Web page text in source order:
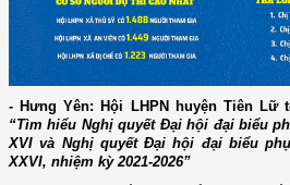
- Hưng Yên: Hội LHPN huyện Tiên
“Tìm hiểu Nghị quyết Đại hội đại biểu
XVI và Nghị quyết Đại hội đại biểu
XXVI, nhiệm kỳ 2021-2026”